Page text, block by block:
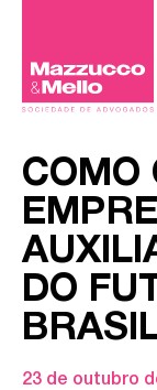
COMO
DO
23 de outubro